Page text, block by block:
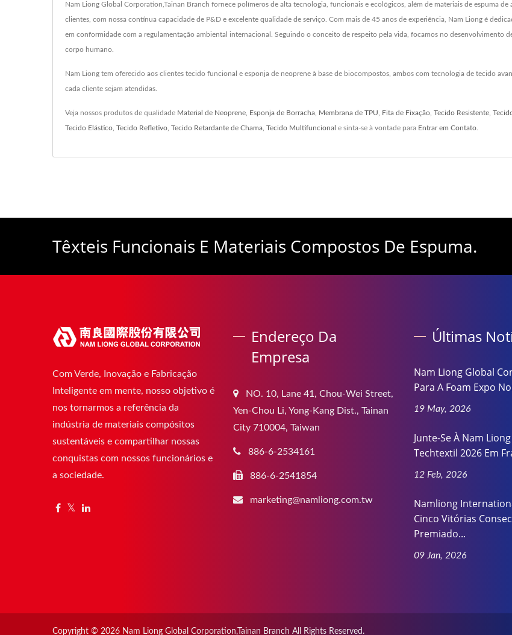
Nam Liong Global Corporation,Tainan Branch fornece polímeros de alta tecnologia, funcionais e ecológicos, além de materiais de espuma
clientes, com nossa contínua capacidade de P&D e excelente qualidade de serviço. Com mais de 45 anos de experiência, Nam Liong é
em conformidade com a regulamentação ambiental internacional. Seguindo o conceito de respeito pela vida, focamos no desenvolvimento
corpo humano.
Nam Liong tem oferecido aos clientes tecido funcional e esponja de neoprene à base de biocompostos, ambos com tecnologia de tecido
cada cliente sejam atendidas.
Veja nossos produtos de qualidade Material de Neoprene Esponja de Borracha Membrana de TPU Fita de Fixação Tecido Resistente
Tecido Elástico Tecido Refletivo Tecido Retardante de Chama Tecido Multifuncional e sinta-se à vontade para Entrar em Contato
Têxteis Funcionais E Materiais Compostos De Espuma.
Com Verde, Inovação e Fabricação
Inteligente em mente, nosso objetivo é
nos tornarmos a referência da
indústria de materiais compósitos
sustentáveis e compartilhar nossas
conquistas com nossos funcionários e
a sociedade.
Endereço Da
Empresa
NO. 10, Lane 41, Chou-Wei Street,
Yen-Chou Li, Yong-Kang Dist., Tainan
City 710004, Taiwan
886-6-2534161
886-6-2541854
marketing@namliong.com.tw
Últimas
Nam Liong Global
Para A Foam Expo
19 May, 2026
Junte-Se À Nam
Techtextil 2026 Em
12 Feb, 2026
Namliong
Cinco Vitórias
Premiado...
09 Jan, 2026
Copyright © 2026 Nam Liong Global Corporation,Tainan Branch All Rights Reserved.